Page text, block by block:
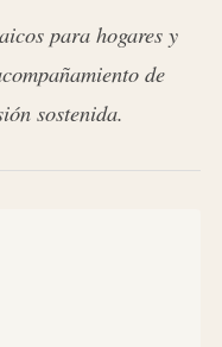
para hogares y
de
sostenida.